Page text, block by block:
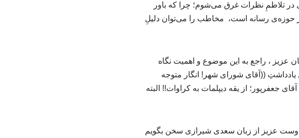
در تلاطمِ نظرات غرق می‌شوم؛ چرا که باور
حوزه‌ی رسانه است، مخاطب را می‌توان دلیلِ
عزیز ، راجع به این موضوع و اهمیت نگاه
((آقای شورای شهر! انگار متوجه
جعفرپور؛ از یقه دیپلمات به کراوات!! البته
دوست عزیز از زبان سعدی شیرازی سخن بگویم